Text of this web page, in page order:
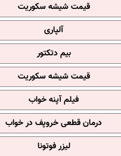
قیمت شیشه سکوریت
آلپاری
بیم دتکتور
قیمت شیشه سکوریت
فیلم آپنه خواب
درمان قطعی خروپف در خواب
لیزر فوتونا